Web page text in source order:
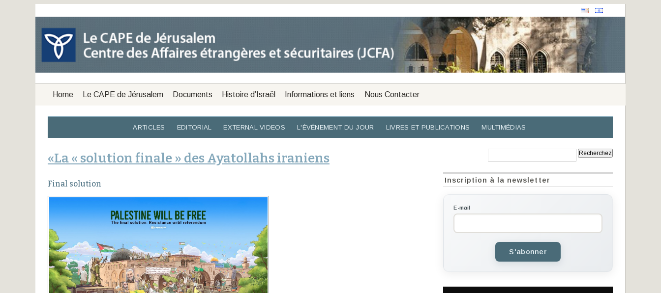
Home Le CAPE de Jérusalem Documents Histoire d’Israël Informations et liens Nous Contacter
ARTICLES EDITORIAL EXTERNAL VIDEOS L'ÉVÉNEMENT DU JOUR LIVRES ET PUBLICATIONS MULTIMÉDIAS
«La « solution finale » des Ayatollahs iraniens
Final solution Inscription à la newsletter
E-mail
S'abonner